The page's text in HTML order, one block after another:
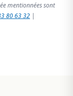
mentionnées sont
80 63 32 |